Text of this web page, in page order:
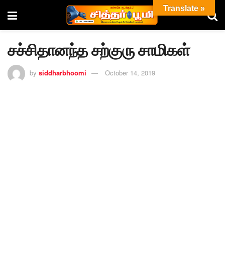
சச்சிதானந்த சற்குரு சாமிகள்
by siddharbhoomi October 14, 2019
Translate »